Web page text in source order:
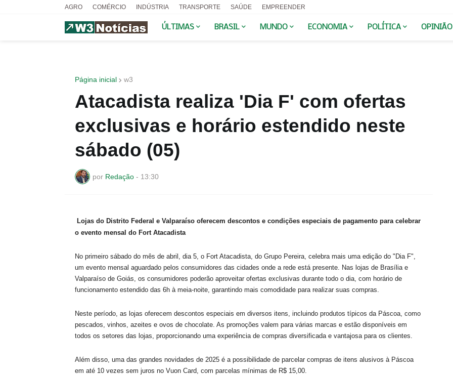
AGRO COMÉRCIO INDÚSTRIA TRANSPORTE SAÚDE EMPREENDER
ÚLTIMAS BRASIL MUNDO ECONOMIA POLÍTICA OPINIÃO
Página inicial w3
Atacadista realiza 'Dia F' com ofertas
exclusivas e horário estendido neste
sábado (05)
por Redação - 13:30
Lojas do Distrito Federal e Valparaíso oferecem descontos e condições especiais de pagamento para celebrar
o evento mensal do Fort Atacadista
No primeiro sábado do mês de abril, dia 5, o Fort Atacadista, do Grupo Pereira, celebra mais uma edição do "Dia F",
um evento mensal aguardado pelos consumidores das cidades onde a rede está presente. Nas lojas de Brasília e
Valparaíso de Goiás, os consumidores poderão aproveitar ofertas exclusivas durante todo o dia, com horário de
funcionamento estendido das 6h à meia-noite, garantindo mais comodidade para realizar suas compras.
Neste período, as lojas oferecem descontos especiais em diversos itens, incluindo produtos típicos da Páscoa, como
pescados, vinhos, azeites e ovos de chocolate. As promoções valem para várias marcas e estão disponíveis em
todos os setores das lojas, proporcionando uma experiência de compras diversificada e vantajosa para os clientes.
Além disso, uma das grandes novidades de 2025 é a possibilidade de parcelar compras de itens alusivos à Páscoa
em até 10 vezes sem juros no Vuon Card, com parcelas mínimas de R$ 15,00.